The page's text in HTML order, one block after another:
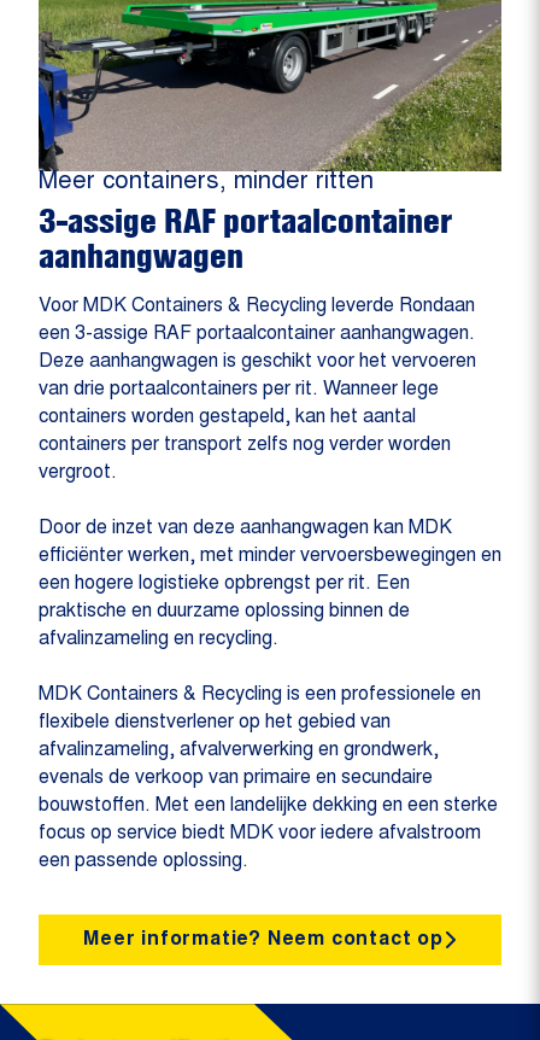
Meer containers, minder ritten
3-assige RAF portaalcontainer
aanhangwagen
Voor MDK Containers & Recycling leverde Rondaan
een 3-assige RAF portaalcontainer aanhangwagen.
Deze aanhangwagen is geschikt voor het vervoeren
van drie portaalcontainers per rit. Wanneer lege
containers worden gestapeld, kan het aantal
containers per transport zelfs nog verder worden
vergroot.
Door de inzet van deze aanhangwagen kan MDK
efficiënter werken, met minder vervoersbewegingen en
een hogere logistieke opbrengst per rit. Een
praktische en duurzame oplossing binnen de
afvalinzameling en recycling.
MDK Containers & Recycling is een professionele en
flexibele dienstverlener op het gebied van
afvalinzameling, afvalverwerking en grondwerk,
evenals de verkoop van primaire en secundaire
bouwstoffen. Met een landelijke dekking en een sterke
focus op service biedt MDK voor iedere afvalstroom
een passende oplossing.
Meer informatie? Neem contact op